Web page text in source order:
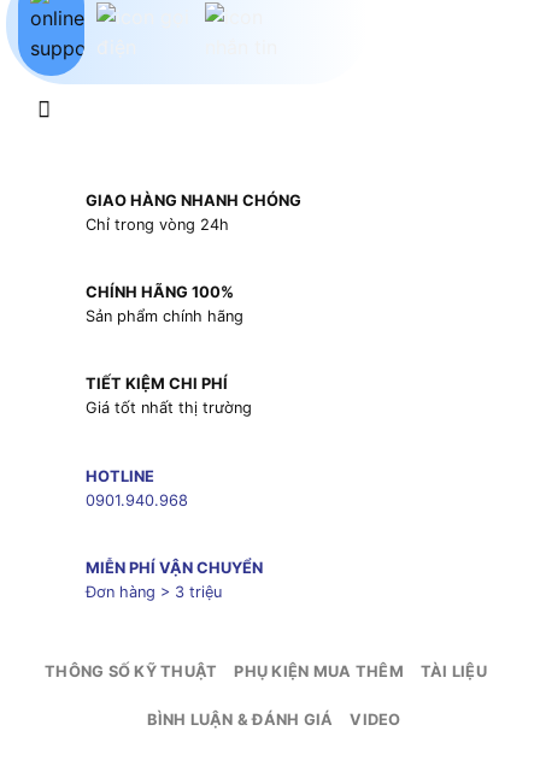
GIAO HÀNG NHANH CHÓNG
Chỉ trong vòng 24h
CHÍNH HÃNG 100%
Sản phẩm chính hãng
TIẾT KIỆM CHI PHÍ
Giá tốt nhất thị trường
HOTLINE
0901.940.968
MIỄN PHÍ VẬN CHUYỂN
Đơn hàng > 3 triệu
THÔNG SỐ KỸ THUẬT PHỤ KIỆN MUA THÊM TÀI LIỆU
BÌNH LUẬN & ĐÁNH GIÁ VIDEO